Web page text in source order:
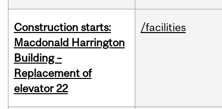
Construction starts:
Macdonald Harrington
Building –
Replacement of
elevator 22
/facilities